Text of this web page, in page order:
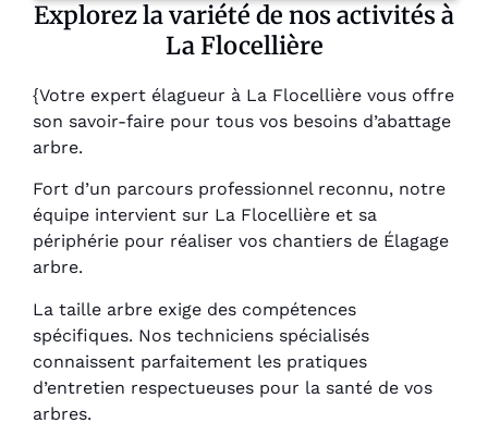
Explorez la variété de nos activités à
La Flocellière
{Votre expert élagueur à La Flocellière vous offre
son savoir-faire pour tous vos besoins d’abattage
arbre.
Fort d’un parcours professionnel reconnu, notre
équipe intervient sur La Flocellière et sa
périphérie pour réaliser vos chantiers de Élagage
arbre.
La taille arbre exige des compétences
spécifiques. Nos techniciens spécialisés
connaissent parfaitement les pratiques
d’entretien respectueuses pour la santé de vos
arbres.